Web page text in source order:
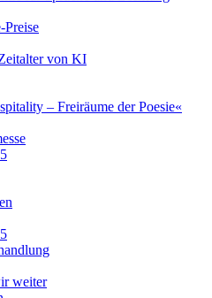
Preise
von KI
– Freiräume der Poesie«
weiter